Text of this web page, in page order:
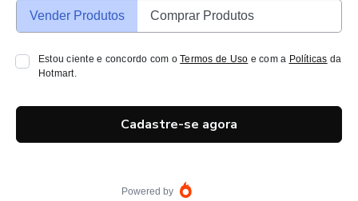
Vender Produtos Comprar Produtos
Estou ciente e concordo com oTermos de Uso e com a Políticas da
Hotmart.
Cadastre-se agora
Powered by